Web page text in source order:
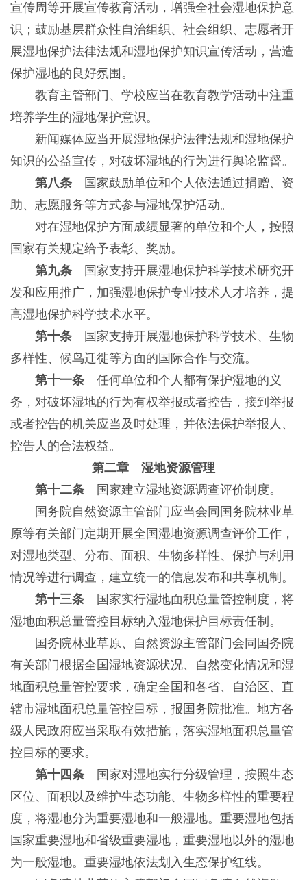
宣传周等开展宣传教育活动，增强全社会湿地保护意
识；鼓励基层群众性自治组织、社会组织、志愿者开
展湿地保护法律法规和湿地保护知识宣传活动，营造
保护湿地的良好氛围。
教育主管部门、学校应当在教育教学活动中注重
培养学生的湿地保护意识。
新闻媒体应当开展湿地保护法律法规和湿地保护
知识的公益宣传，对破坏湿地的行为进行舆论监督。
第八条国家鼓励单位和个人依法通过捐赠、资
助、志愿服务等方式参与湿地保护活动。
对在湿地保护方面成绩显著的单位和个人，按照
国家有关规定给予表彰、奖励。
第九条国家支持开展湿地保护科学技术研究开
发和应用推广，加强湿地保护专业技术人才培养，提
高湿地保护科学技术水平。
第十条国家支持开展湿地保护科学技术、生物
多样性、候鸟迁徙等方面的国际合作与交流。
第十一条任何单位和个人都有保护湿地的义
务，对破坏湿地的行为有权举报或者控告，接到举报
或者控告的机关应当及时处理，并依法保护举报人、
控告人的合法权益。
第二章 湿地资源管理
第十二条国家建立湿地资源调查评价制度。
国务院自然资源主管部门应当会同国务院林业草
原等有关部门定期开展全国湿地资源调查评价工作，
对湿地类型、分布、面积、生物多样性、保护与利用
情况等进行调查，建立统一的信息发布和共享机制。
第十三条国家实行湿地面积总量管控制度，将
湿地面积总量管控目标纳入湿地保护目标责任制。
国务院林业草原、自然资源主管部门会同国务院
有关部门根据全国湿地资源状况、自然变化情况和湿
地面积总量管控要求，确定全国和各省、自治区、直
辖市湿地面积总量管控目标，报国务院批准。地方各
级人民政府应当采取有效措施，落实湿地面积总量管
控目标的要求。
第十四条国家对湿地实行分级管理，按照生态
区位、面积以及维护生态功能、生物多样性的重要程
度，将湿地分为重要湿地和一般湿地。重要湿地包括
国家重要湿地和省级重要湿地，重要湿地以外的湿地
为一般湿地。重要湿地依法划入生态保护红线。